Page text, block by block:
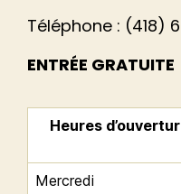
Téléphone : (418)
ENTRÉE GRATUITE
Heures
Mercredi